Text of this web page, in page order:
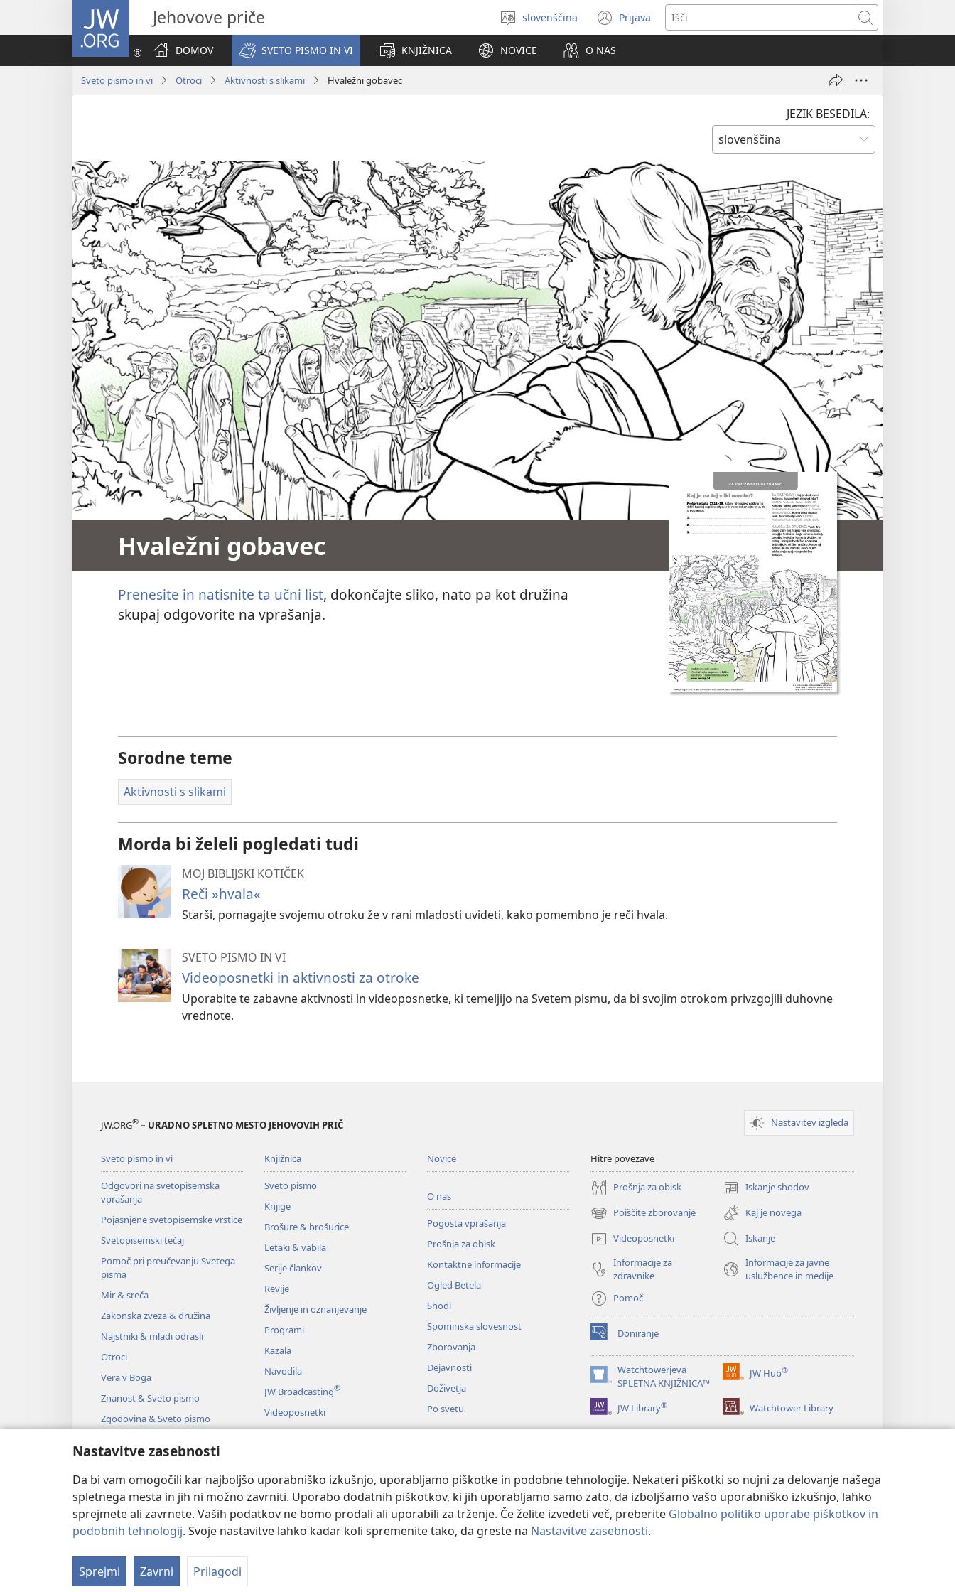
Nastavitve zasebnosti
Da bi vam omogočili kar najboljšo uporabniško izkušnjo, uporabljamo piškotke in podobne tehnologije. Nekateri piškotki so nujni za delovanje našega
spletnega mesta in jih ni možno zavrniti. Uporabo dodatnih piškotkov, ki jih uporabljamo samo zato, da izboljšamo vašo uporabniško izkušnjo, lahko
sprejmete ali zavrnete. Vaših podatkov ne bomo prodali ali uporabili za trženje. Če želite izvedeti več, preberite Globalno politiko uporabe piškotkov in
podobnih tehnologij. Svoje nastavitve lahko kadar koli spremenite tako, da greste na Nastavitve zasebnosti.
Sprejmi Zavrni Prilagodi
JW.ORG Jehovove priče
Izberite
jezik
slovenščina Prijava
(odpre
novo
Išči
DOMOV
SVETO PISMO IN VI KNJIŽNICA NOVICE O NAS
Sveto pismo in vi Otroci Aktivnosti s slikami Hvaležni gobavec
JEZIK BESEDILA:
Hvaležni gobavec
Prenesite in natisnite ta učni list, dokončajte sliko, nato pa kot družina
skupaj odgovorite na vprašanja.
Sorodne teme
Aktivnosti s slikami
Morda bi želeli pogledati tudi
MOJ BIBLIJSKI KOTIČEK
Reči »hvala«
Starši, pomagajte svojemu otroku že v rani mladosti uvideti, kako pomembno je reči hvala.
SVETO PISMO IN VI
Videoposnetki in aktivnosti za otroke
Uporabite te zabavne aktivnosti in videoposnetke, ki temeljijo na Svetem pismu, da bi svojim otrokom privzgojili duhovne
vrednote.
JW.ORG® – URADNO SPLETNO MESTO JEHOVOVIH PRIČ Nastavitev izgleda
Sveto pismo in vi
Odgovori na svetopisemska
vprašanja
Pojasnjene svetopisemske vrstice
Svetopisemski tečaj
Pomoč pri preučevanju Svetega
pisma
Mir & sreča
Zakonska zveza & družina
Najstniki & mladi odrasli
Otroci
Vera v Boga
Znanost & Sveto pismo
Zgodovina & Sveto pismo
Knjižnica
Sveto pismo
Knjige
Brošure & brošurice
Letaki & vabila
Serije člankov
Revije
Življenje in oznanjevanje
Programi
Kazala
Navodila
JW Broadcasting®
Videoposnetki
Glasba
Dramsko branje Svetega pisma
Novice
O nas
Pogosta vprašanja
Prošnja za obisk
Kontaktne informacije
Ogled Betela
Shodi
Spominska slovesnost
Zborovanja
Dejavnosti
Doživetja
Po svetu
Hitre povezave
Prošnja za obisk Iskanje shodov
(odpre
novo
okno)
Poiščite zborovanje
(odpre
novo
okno)
Kaj je novega
Videoposnetki
Iskanje
Informacije za
zdravnike
Informacije za javne
uslužbence in medije
Pomoč
Doniranje
(odpre
novo
okno)
Watchtowerjeva
SPLETNA KNJIŽNICA™
(odpre
novo
okno)
JW Hub®
(odpre
okno)
JW Library® Watchtower Library
Copyright© 2026 Watch Tower Bible and Tract Society of Pennsylvania. POGOJI UPORABE |POLITIKA ZASEBNOSTI